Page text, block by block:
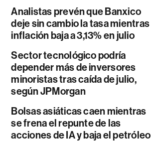
Analistas prevén que Banxico
deje sin cambio la tasa mientras
inflación baja a 3,13% en julio
Sector tecnológico podría
depender más de inversores
minoristas tras caída de julio,
según JPMorgan
Bolsas asiáticas caen mientras
se frena el repunte de las
acciones de IA y baja el petróleo